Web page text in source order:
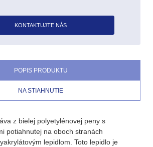
KONTAKTUJTE NÁS
POPIS PRODUKTU
NA STIAHNUTIE
z bielej polyetylénovej peny s
potiahnutej na oboch stranách
lepidlom. Toto lepidlo je